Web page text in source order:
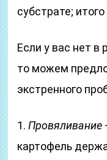
субстрате;
Если у вас нет в
то можем
экстренного
1.Провяливание
картофель